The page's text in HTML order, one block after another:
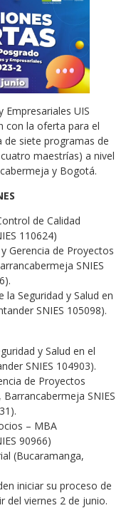
Empresariales UIS
con la oferta para el
de siete programas de
maestrías) a nivel
y Bogotá.
de Calidad
110624)
Gerencia de Proyectos
SNIES
la Seguridad y Salud en
SNIES 105098).
y Salud en el
SNIES 104903).
de Proyectos
SNIES
– MBA
90966)
(Bucaramanga,
iniciar su proceso de
del viernes 2 de junio.